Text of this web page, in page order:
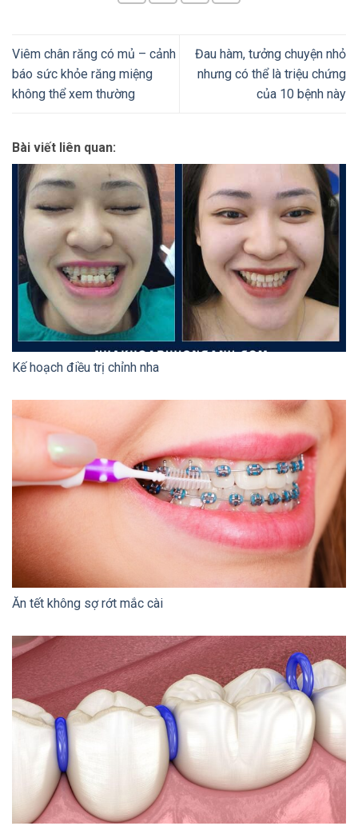
Viêm chân răng có mủ – cảnh
báo sức khỏe răng miệng
không thể xem thường
Đau hàm, tưởng chuyện nhỏ
nhưng có thể là triệu chứng
của 10 bệnh này
Bài viết liên quan:
Kế hoạch điều trị chỉnh nha
Ăn tết không sợ rớt mắc cài